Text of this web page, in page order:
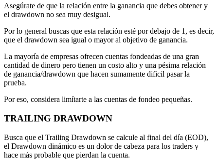
Asegúrate de que la relación entre la ganancia que debes obtener y
el drawdown no sea muy desigual.
Por lo general buscas que esta relación esté por debajo de 1, es decir,
que el drawdown sea igual o mayor al objetivo de ganancia.
La mayoría de empresas ofrecen cuentas fondeadas de una gran
cantidad de dinero pero tienen un costo alto y una pésima relación
de ganancia/drawdown que hacen sumamente dificil pasar la
prueba.
Por eso, considera limítarte a las cuentas de fondeo pequeñas.
TRAILING DRAWDOWN
Busca que el Trailing Drawdown se calcule al final del día (EOD),
el Drawdown dinámico es un dolor de cabeza para los traders y
hace más probable que pierdan la cuenta.